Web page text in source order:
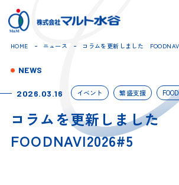
HOME ニュース コラムを更新しました
NEWS
2026.03.16 イベント 繁盛支援
コラムを更新しました
FOODNAVI2026#5